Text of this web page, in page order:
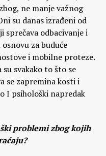
ne manje važnog
su danas izrađeni od
odbacivanje i
za buduće
i mobilne proteze.
svakako to što se
se zapremina kosti i
I psihološki napredak
problemi zbog kojih